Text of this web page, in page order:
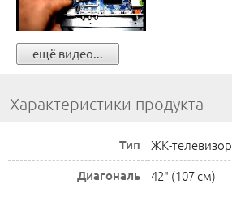
ещё видео...
Характеристики продукта
Тип ЖК-телевизор
Диагональ 42" (107 см)